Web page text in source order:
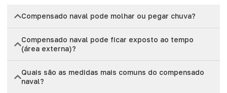
Compensado naval pode molhar ou pegar chuva?
Compensado naval pode ficar exposto ao tempo
(área externa)?
Quais são as medidas mais comuns do compensado
naval?